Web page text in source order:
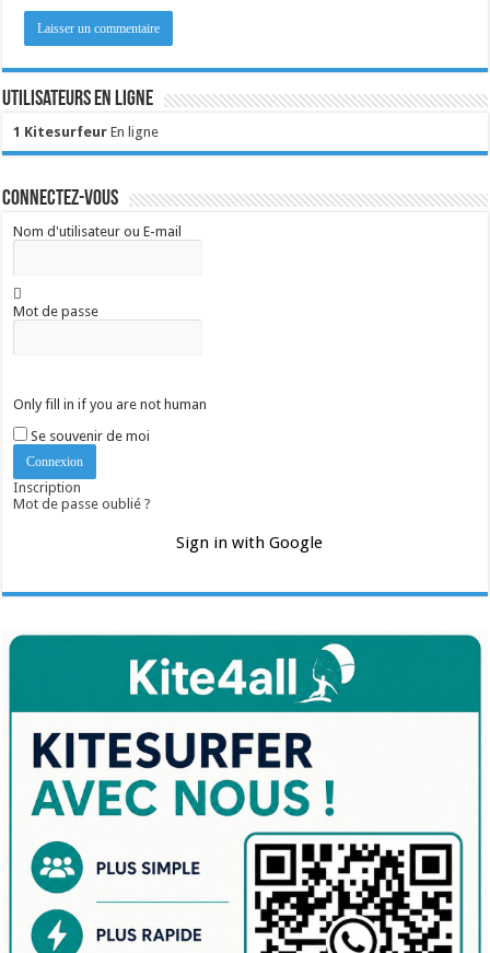
Utilisateurs en ligne
1 Kitesurfeur En ligne
Connectez-vous
Nom d'utilisateur ou E-mail
Mot de passe
Only fill in if you are not human
Se souvenir de moi
Inscription
Mot de passe oublié ?
Sign in with Google